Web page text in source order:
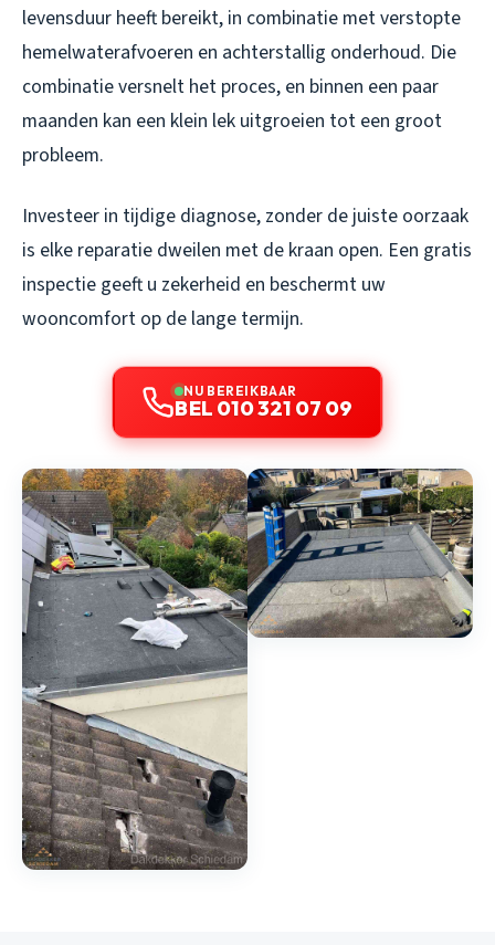
levensduur heeft bereikt, in combinatie met verstopte
hemelwaterafvoeren en achterstallig onderhoud. Die
combinatie versnelt het proces, en binnen een paar
maanden kan een klein lek uitgroeien tot een groot
probleem.
Investeer in tijdige diagnose, zonder de juiste oorzaak
is elke reparatie dweilen met de kraan open. Een gratis
inspectie geeft u zekerheid en beschermt uw
wooncomfort op de lange termijn.
NU BEREIKBAAR
BEL 010 321 07 09